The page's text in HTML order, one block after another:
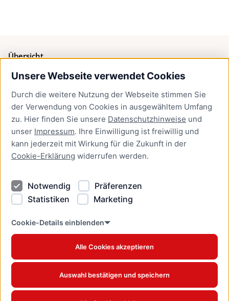
Unsere Webseite verwendet Cookies
Durch die weitere Nutzung der Webseite stimmen Sie
der Verwendung von Cookies in ausgewähltem Umfang
zu. Hier finden Sie unsere Datenschutzhinweise und
unser Impressum. Ihre Einwilligung ist freiwillig und
kann jederzeit mit Wirkung für die Zukunft in der
Cookie-Erklärung widerrufen werden.
Notwendig
Präferenzen
Statistiken
Marketing
Cookie-Details einblenden
Alle Cookies akzeptieren
Auswahl bestätigen und speichern
Übersicht
Bürgerservice
Presse
Newsletter Lübeck:kompakt
Kontakt
Kontakt
Datenschutzhinweise
Barrierefreiheit
Cookie Erklärung
www.luebeck.de